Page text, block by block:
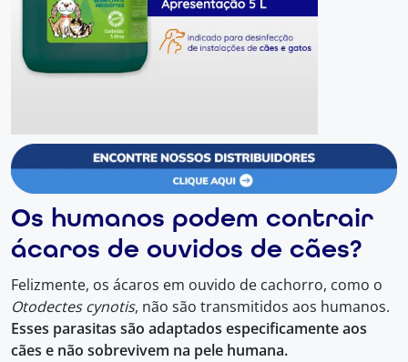
Os humanos podem contrair
ácaros de ouvidos de cães?
Felizmente, os ácaros em ouvido de cachorro, como o
Otodectes cynotis, não são transmitidos aos humanos.
Esses parasitas são adaptados especificamente aos
cães e não sobrevivem na pele humana.